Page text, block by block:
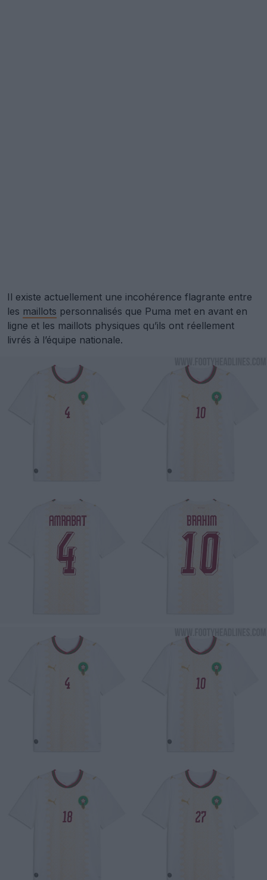
Il existe actuellement une incohérence flagrante entre
les maillots personnalisés que Puma met en avant en
ligne et les maillots physiques qu’ils ont réellement
livrés à l’équipe nationale.